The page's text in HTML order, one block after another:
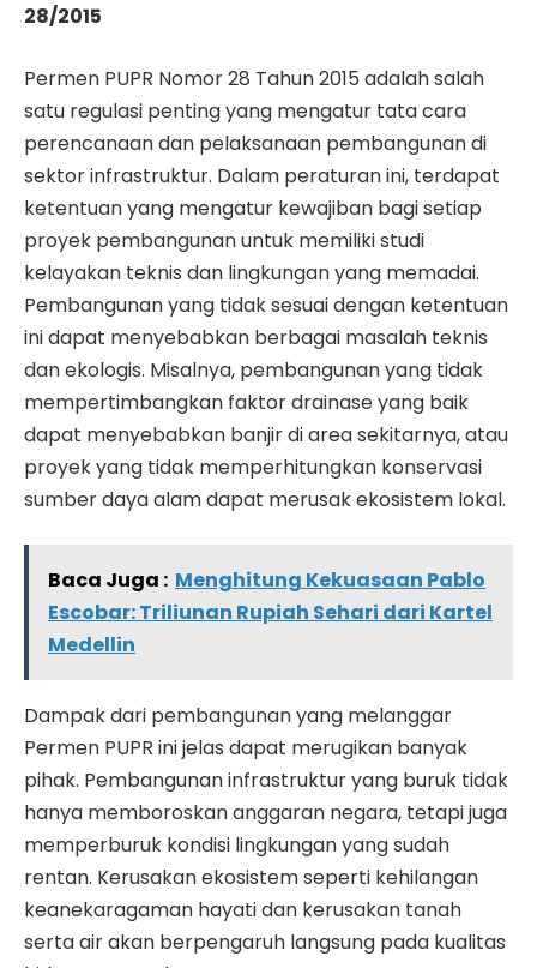
28/2015
Permen PUPR Nomor 28 Tahun 2015 adalah salah
satu regulasi penting yang mengatur tata cara
perencanaan dan pelaksanaan pembangunan di
sektor infrastruktur. Dalam peraturan ini, terdapat
ketentuan yang mengatur kewajiban bagi setiap
proyek pembangunan untuk memiliki studi
kelayakan teknis dan lingkungan yang memadai.
Pembangunan yang tidak sesuai dengan ketentuan
ini dapat menyebabkan berbagai masalah teknis
dan ekologis. Misalnya, pembangunan yang tidak
mempertimbangkan faktor drainase yang baik
dapat menyebabkan banjir di area sekitarnya, atau
proyek yang tidak memperhitungkan konservasi
sumber daya alam dapat merusak ekosistem lokal.
Baca Juga : Menghitung Kekuasaan Pablo
Escobar: Triliunan Rupiah Sehari dari Kartel
Medellin
Dampak dari pembangunan yang melanggar
Permen PUPR ini jelas dapat merugikan banyak
pihak. Pembangunan infrastruktur yang buruk tidak
hanya memboroskan anggaran negara, tetapi juga
memperburuk kondisi lingkungan yang sudah
rentan. Kerusakan ekosistem seperti kehilangan
keanekaragaman hayati dan kerusakan tanah
serta air akan berpengaruh langsung pada kualitas